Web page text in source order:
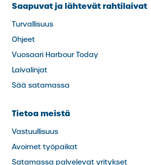
Saapuvat ja lähtevät rahtilaivat
Turvallisuus
Ohjeet
Vuosaari Harbour Today
Laivalinjat
Sää satamassa
Tietoa meistä
Vastuullisuus
Avoimet työpaikat
Satamassa palvelevat yritykset